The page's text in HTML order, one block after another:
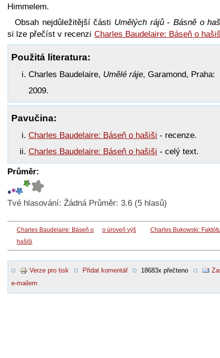
Himmelem.
Obsah nejdůležitější části Umělých rájů-Básně o
si lze přečíst v recenzi Charles Baudelaire: Báseň o
Použitá literatura:
Charles Baudelaire, Umělé ráje, Garamond, Praha:
2009.
Pavučina:
Charles Baudelaire: Báseň o hašiši - recenze.
Charles Baudelaire: Báseň o hašiši - celý text.
Průměr:
Tvé hlasování: Žádná Průměr: 3.6 (5 hlasů)
Charles Baudelaire: Báseň o
hašiši
o úroveň výš Charles Bukowski:
Verze pro tisk Přidat komentář 18683x přečteno
e-mailem